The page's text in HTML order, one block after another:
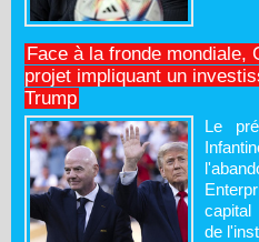
Face à la fronde mondiale,
projet impliquant un
Trump
Le
de